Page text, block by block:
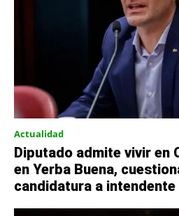
Actualidad
Diputado admite vivir en
en Yerba Buena,
candidatura a intendente